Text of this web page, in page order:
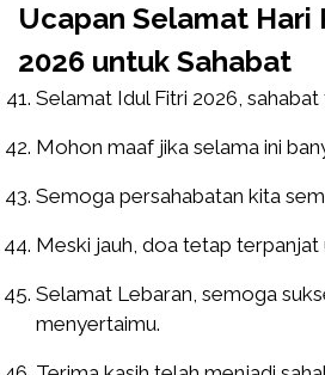
Ucapan Selamat Hari
2026 untuk Sahabat
Selamat Idul Fitri 2026, sahabat
Mohon maaf jika selama ini
Semoga persahabatan kita
Meski jauh, doa tetap terpanjat
Selamat Lebaran, semoga
menyertaimu.